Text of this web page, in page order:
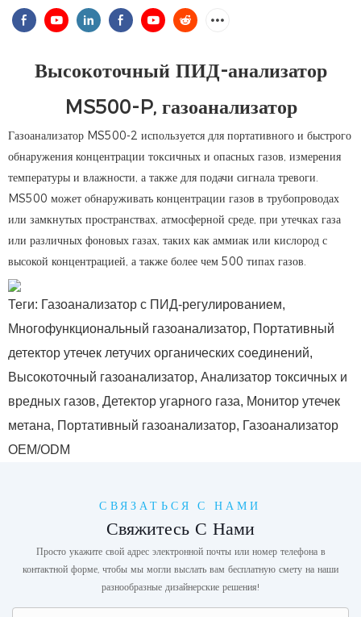
Высокоточный ПИД-анализатор
MS500-P, газоанализатор
Газоанализатор MS500-2 используется для портативного и быстрого
обнаружения концентрации токсичных и опасных газов, измерения
температуры и влажности, а также для подачи сигнала тревоги.
MS500 может обнаруживать концентрации газов в трубопроводах
или замкнутых пространствах, атмосферной среде, при утечках газа
или различных фоновых газах, таких как аммиак или кислород с
высокой концентрацией, а также более чем 500 типах газов.
Теги: Газоанализатор с ПИД-регулированием,
Многофункциональный газоанализатор, Портативный
детектор утечек летучих органических соединений,
Высокоточный газоанализатор, Анализатор токсичных и
вредных газов, Детектор угарного газа, Монитор утечек
метана, Портативный газоанализатор, Газоанализатор
OEM/ODM
СВЯЗАТЬСЯ С НАМИ
Свяжитесь С Нами
Просто укажите свой адрес электронной почты или номер телефона в
контактной форме, чтобы мы могли выслать вам бесплатную смету на наши
разнообразные дизайнерские решения!